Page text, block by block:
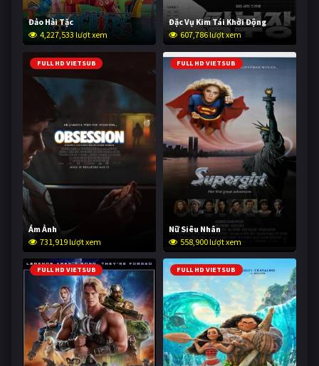
Đảo Hải Tặc
4,227,533 lượt xem
Đặc Vụ Kim Tái Khởi Động
607,786 lượt xem
FULL HD VIETSUB
Ám Ảnh
731,919 lượt xem
FULL HD VIETSUB
Nữ Siêu Nhân
558,900 lượt xem
FULL HD VIETSUB FULL HD VIETSUB